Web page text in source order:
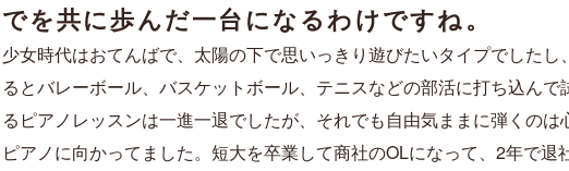
でを共に歩んだ一台になるわけですね。
少女時代はおてんばで、太陽の下で思いっきり遊びたいタイプでした
るとバレーボール、バスケットボール、テニスなどの部活に打ち込んで
る ピアノレッスンは一進一退でしたが、それでも自由気ままに弾くのは
ピアノに向かってました。短大を卒業して商社のOLになって、2年で退